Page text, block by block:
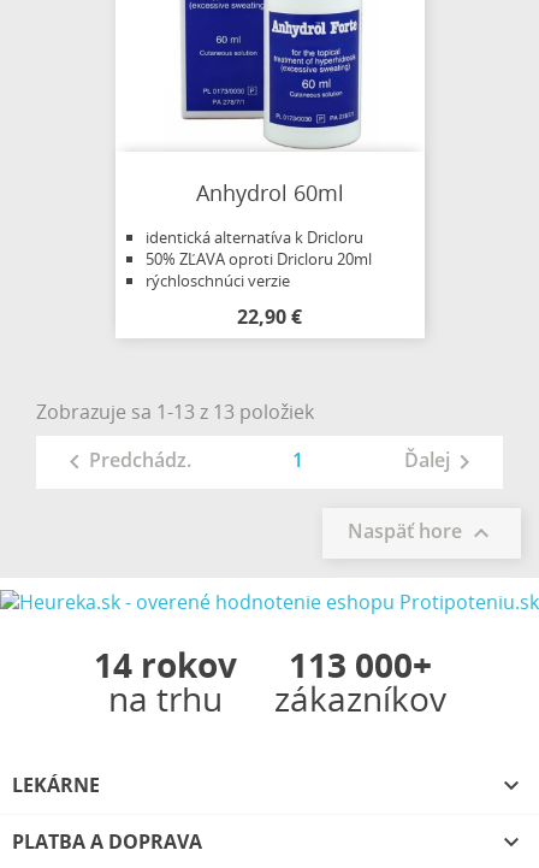
Anhydrol 60ml
identická alternatíva k Dricloru
50% ZĽAVA oproti Dricloru 20ml
rýchloschnúci verzie
22,90 €
Zobrazuje sa 1-13 z 13 položiek
 Predchádz. 1 Ďalej 
Naspäť hore 
14 rokov
na trhu
113 000+
zákazníkov
LEKÁRNE 
PLATBA A DOPRAVA 